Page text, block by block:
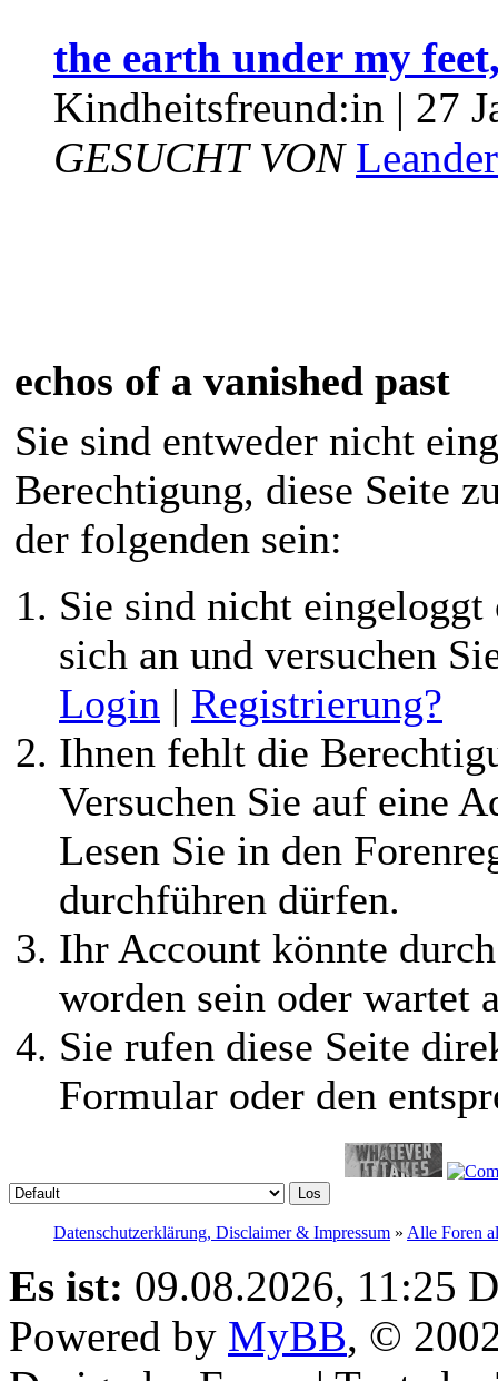
the earth under my
Kindheitsfreund:in | 27
GESUCHT VON
echos of a vanished past
Sie sind entweder nicht
Berechtigung, diese Seite
der folgenden sein:
Sie sind nicht
sich an und versuchen
Login | Registrierung?
Ihnen fehlt die
Versuchen Sie auf eine
Lesen Sie in den
durchführen dürfen.
Ihr Account könnte
worden sein oder wartet
Sie rufen diese Seite
Formular oder den
Datenschutzerklärung, Disclaimer & Impressum » Alle Foren
Es ist: 09.08.2026, 11:25
Powered by MyBB, ©